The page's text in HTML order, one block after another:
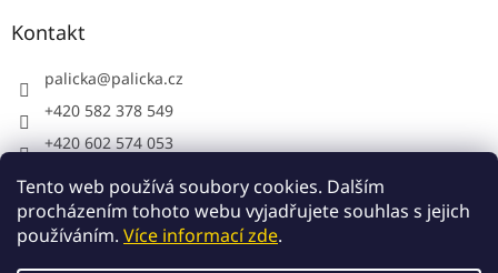
Tento web používá soubory cookies. Dalším
procházením tohoto webu vyjadřujete souhlas s jejich
používáním. Více informací zde.
Kontakt
palicka@palicka.cz
+420 582 378 549
+420 602 574 053
Palička s.r.o. - pracovní oděvy